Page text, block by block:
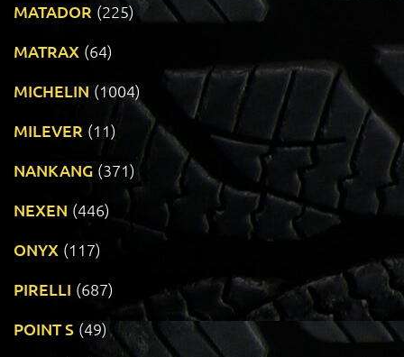
MATADOR (225)
MATRAX (64)
MICHELIN (1004)
MILEVER (11)
NANKANG (371)
NEXEN (446)
ONYX (117)
PIRELLI (687)
POINT S (49)